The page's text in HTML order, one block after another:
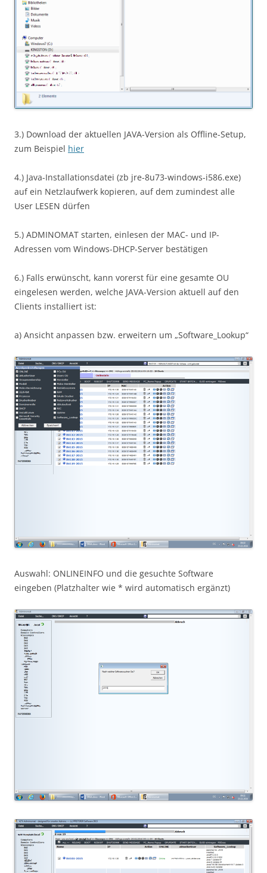
3.) Download der aktuellen JAVA-Version als Offline-Setup,
zum Beispiel hier
4.) Java-Installationsdatei (zb jre-8u73-windows-i586.exe)
auf ein Netzlaufwerk kopieren, auf dem zumindest alle
User LESEN dürfen
5.) ADMINOMAT starten, einlesen der MAC- und IP-
Adressen vom Windows-DHCP-Server bestätigen
6.) Falls erwünscht, kann vorerst für eine gesamte OU
eingelesen werden, welche JAVA-Version aktuell auf den
Clients installiert ist:
a) Ansicht anpassen bzw. erweitern um „Software_Lookup“
Auswahl: ONLINEINFO und die gesuchte Software
eingeben (Platzhalter wie * wird automatisch ergänzt)